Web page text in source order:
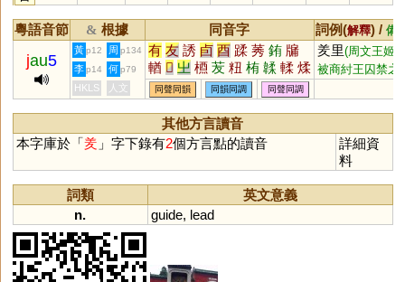
粵語音節 & 根據 同音字 詞例(解釋) / 備
jau5
黃 p12 周 p134 有 友 誘 卣 酉 蹂 莠 銪 牖
輶 𠧴 㞢 槱 苃 粈 栯 韖 輮 煣
庮 禸
羑里(周文王姬
被商紂王囚禁之
李 p14 何 p79
HKLS 人文 同聲同韻 同韻同調 同聲同調
其他方言讀音
本字庫於「羑 」字下錄有2個方言點的讀音
詳細資
料
詞類
英文意義
n.
guide, lead